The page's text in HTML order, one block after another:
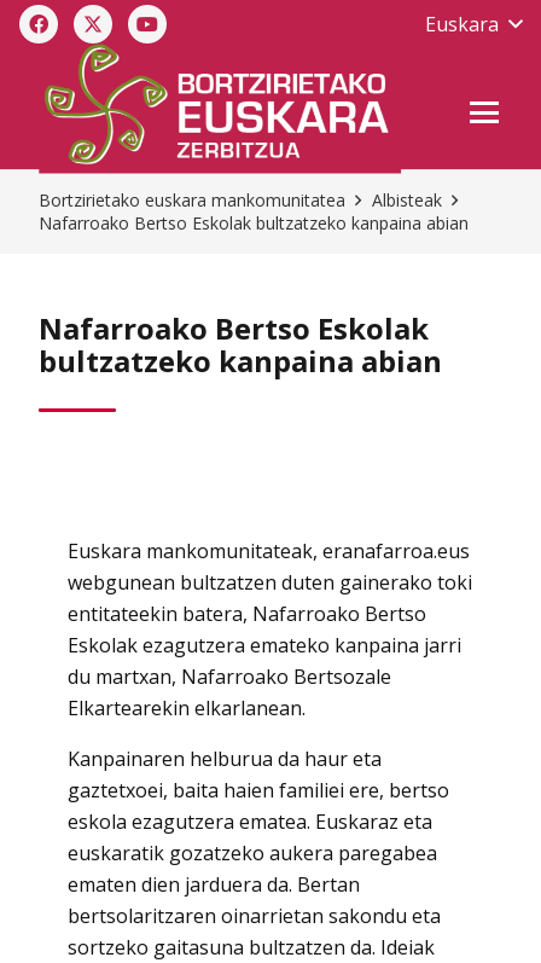
Euskara
Bortzirietako euskara mankomunitatea
Albisteak
Nafarroako Bertso Eskolak bultzatzeko kanpaina abian
Nafarroako Bertso Eskolak
bultzatzeko kanpaina abian
Euskara mankomunitateak, eranafarroa.eus
webgunean bultzatzen duten gainerako toki
entitateekin batera, Nafarroako Bertso
Eskolak ezagutzera emateko kanpaina jarri
du martxan, Nafarroako Bertsozale
Elkartearekin elkarlanean.
Kanpainaren helburua da haur eta
gaztetxoei, baita haien familiei ere, bertso
eskola ezagutzera ematea. Euskaraz eta
euskaratik gozatzeko aukera paregabea
ematen dien jarduera da. Bertan
bertsolaritzaren oinarrietan sakondu eta
sortzeko gaitasuna bultzatzen da. Ideiak